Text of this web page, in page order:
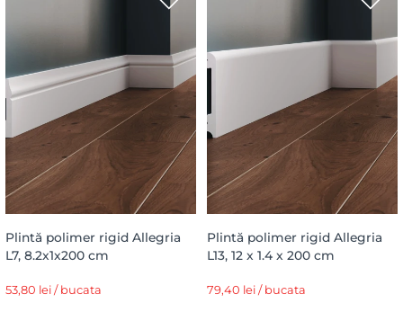
Plintă polimer rigid Allegria
L7, 8.2x1x200 cm
53,80 lei / bucata
Plintă polimer rigid Allegria
L13, 12 x 1.4 x 200 cm
79,40 lei / bucata